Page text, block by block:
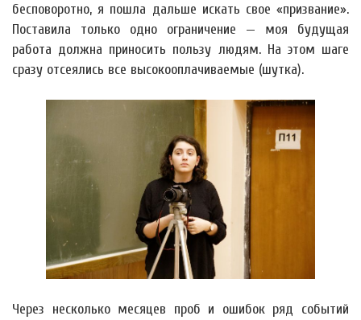
бесповоротно, я пошла дальше искать свое «призвание».
Поставила только одно ограничение — моя будущая
работа должна приносить пользу людям. На этом шаге
сразу отсеялись все высокооплачиваемые (шутка).
Через несколько месяцев проб и ошибок ряд событий